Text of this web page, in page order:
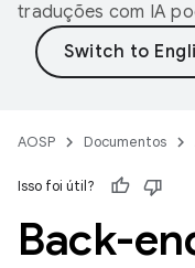
traduções com IA
AOSP Documentos
Isso foi útil?
Back-